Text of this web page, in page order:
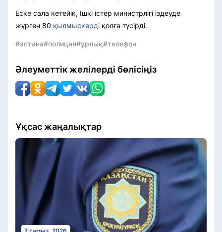
Еске сала кетейік, Ішкі істер министрлігі іздеуде
жүрген 80 қылмыскерді қолға түсірді.
#астана#полиция#ұрлық#телефон
Әлеуметтік желілерді бөлісіңіз
Ұқсас жаңалықтар